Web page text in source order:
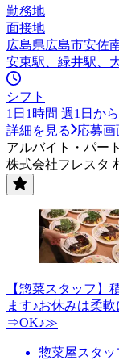
勤務地
面接地
広島県広島市安佐
安東駅、緑井駅、
シフト
1日1時間 週1日か
詳細を見る
応募画
アルバイト・パート
株式会社フレスタ
【惣菜スタッフ】
ます♪お休みは柔
⇒OK♪≫
惣菜屋スタッ